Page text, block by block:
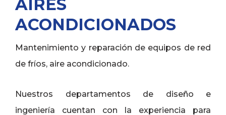
AIRES
ACONDICIONADOS
Mantenimiento y reparación de equipos de red
de fríos, aire acondicionado.
Nuestros departamentos de diseño e
ingeniería cuentan con la experiencia para